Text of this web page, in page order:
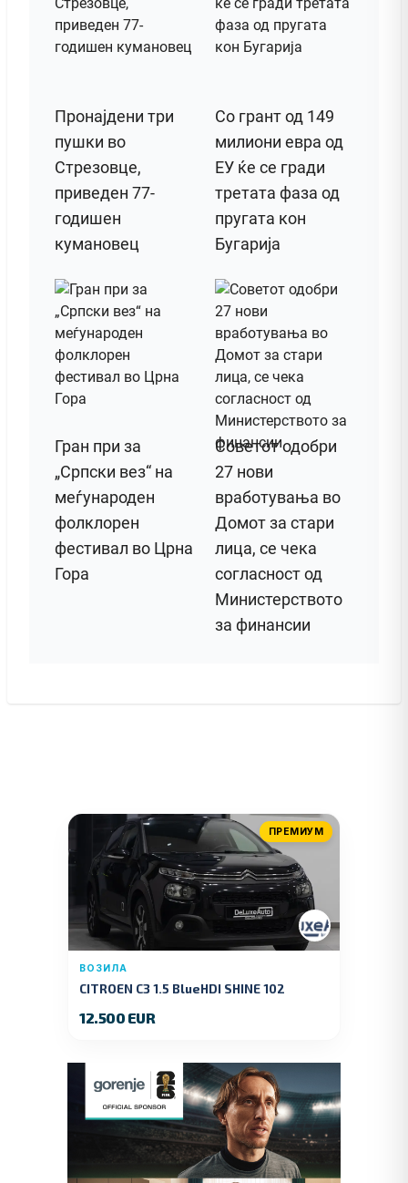
Пронајдени три
пушки во
Стрезовце,
приведен 77-
годишен
кумановец
Со грант од 149
милиони евра од
ЕУ ќе се гради
третата фаза од
пругата кон
Бугарија
Гран при за
„Српски вез“ на
меѓународен
фолклорен
фестивал во Црна
Гора
Советот одобри
27 нови
вработувања во
Домот за стари
лица, се чека
согласност од
Министерството
за финансии
ПРЕМИУМ
ВОЗИЛА
CITROEN C3 1.5 BlueHDI SHINE 102
12.500 EUR